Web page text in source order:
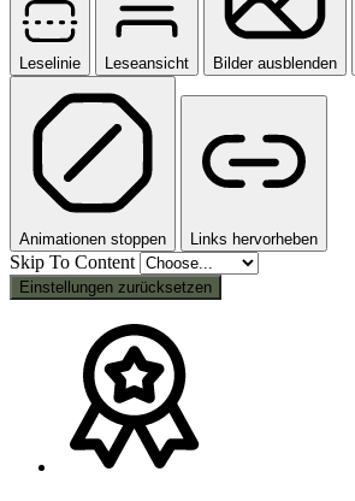
Leselinie Leseansicht Bilder ausblenden
Animationen stoppen Links hervorheben
Skip To Content
Einstellungen zurücksetzen